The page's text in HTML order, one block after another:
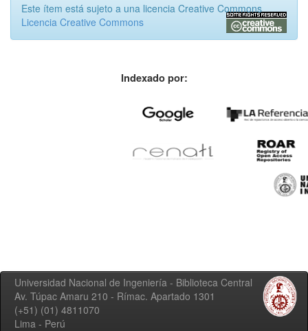
Este ítem está sujeto a una licencia Creative Commons
Licencia Creative Commons
Indexado por:
Universidad Nacional de Ingeniería - Biblioteca Central
Av. Túpac Amaru 210 - Rímac. Apartado 1301
(+51) (01) 4811070
Lima - Perú